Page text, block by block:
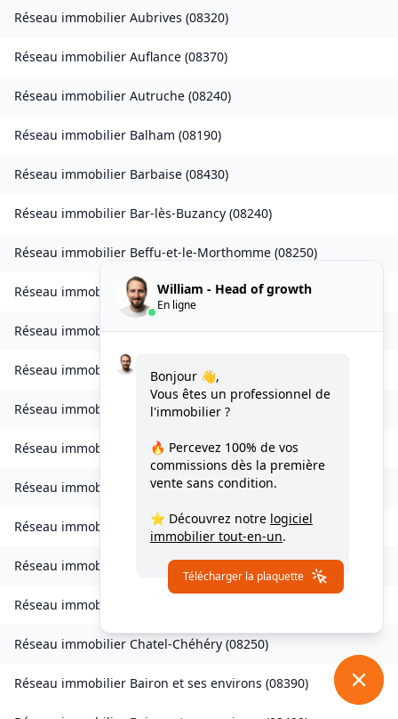
Réseau immobilier Aubrives (08320)
Réseau immobilier Auflance (08370)
Réseau immobilier Autruche (08240)
Réseau immobilier Balham (08190)
Réseau immobilier Barbaise (08430)
Réseau immobilier Bar-lès-Buzancy (08240)
Réseau immobilier Beffu-et-le-Morthomme (08250)
Réseau immobilierBelval(08090)
Réseau immobilierBelval-Bois-des-Dames(08240)
Réseau immobilierBourcq(08400)
Réseau immobilier Bogny-sur-Meuse
Réseau immobilier Brévilly(08140)
Réseau immobilier Bulson(08450
Réseau immobilier Chagny(08430 )
Réseau immobilier Chalandry-Elaire
Réseau immobilier
Réseau immobilier Chatel-Chéhéry (08250)
Réseau immobilier Bairon et ses environs (08390)
William - Head of growth
En ligne
Bonjour 👋,
Vous êtes un professionnel de
l'immobilier ?
🔥 Percevez 100% de vos
commissions dès la première
vente sans condition.
⭐ Découvrez notre logiciel
immobilier tout-en-un.
Télécharger la plaquette